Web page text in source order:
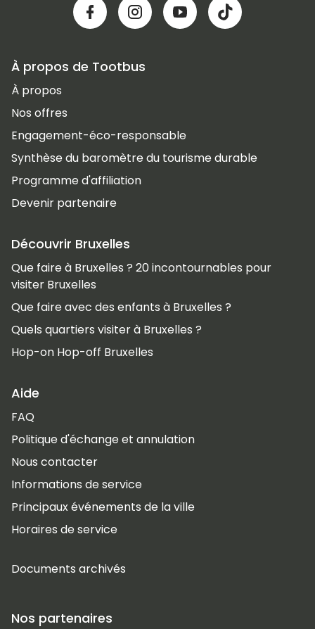
À propos de Tootbus
À propos
Nos offres
Engagement-éco-responsable
Synthèse du baromètre du tourisme durable
Programme d'affiliation
Devenir partenaire
Découvrir Bruxelles
Que faire à Bruxelles ? 20 incontournables pour
visiter Bruxelles
Que faire avec des enfants à Bruxelles ?
Quels quartiers visiter à Bruxelles ?
Hop-on Hop-off Bruxelles
Aide
FAQ
Politique d'échange et annulation
Nous contacter
Informations de service
Principaux événements de la ville
Horaires de service
Documents archivés
Nos partenaires